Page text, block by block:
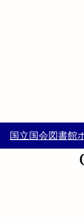
国立国会図書館